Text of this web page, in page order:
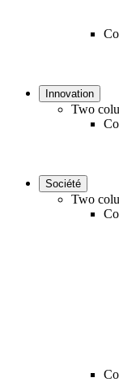
Innovation
Two
Société
Two